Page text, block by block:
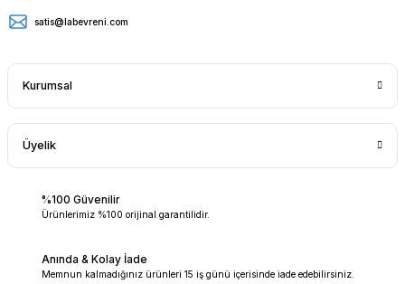
satis@labevreni.com
Kurumsal
Üyelik
%100 Güvenilir
Ürünlerimiz %100 orijinal garantilidir.
Anında & Kolay İade
Memnun kalmadığınız ürünleri 15 iş günü içerisinde iade edebilirsiniz.